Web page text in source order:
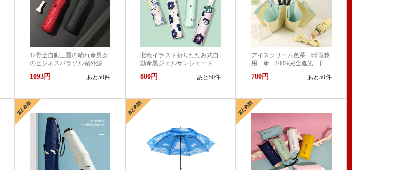
12骨全自動三畳の晴れ傘男女
のビジネスパラソル紫外線対
策カスタマイズ
1093円 あと50件
北欧イラスト折りたたみ式自
動傘黒ジェルサンシェード三
つ折り日傘
880円 あと50件
アイスクリーム色系 晴雨兼
用 傘 100%完全遮光 日
傘 UVカット 99.9% 紫外線
対策 UVケア 折りたたみ
ゃれ コンパクト かわいい
780円 あと50件